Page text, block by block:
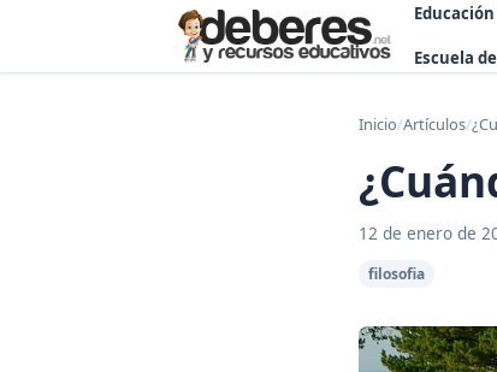
Escuela
Inicio/Artículos/
12 de enero de
filosofia